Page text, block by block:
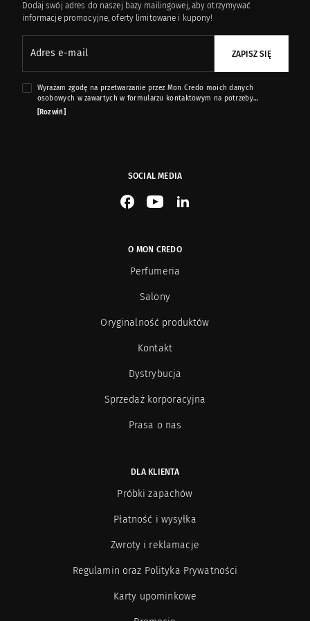
Dodaj swój adres do naszej bazy mailingowej, aby otrzymywać
informacje promocyjne, oferty limitowane i kupony!
Adres e-mail ZAPISZ SIĘ
Wyrażam zgodę na przetwarzanie przez Mon Credo moich danych
osobowych w zawartych w formularzu kontaktowym na potrzeby
przesyłania mi informacji marketingowych dotyczących produktów i usług
[Rozwiń]
SOCIAL MEDIA
See our Facebook
See our YouTube channel
See our LinkedIn
O MON CREDO
Perfumeria
Salony
Oryginalność produktów
Kontakt
Dystrybucja
Sprzedaż korporacyjna
Prasa o nas
DLA KLIENTA
Próbki zapachów
Płatność i wysyłka
Zwroty i reklamacje
Regulamin oraz Polityka Prywatności
Karty upominkowe